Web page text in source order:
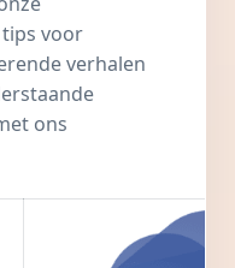
voor
verhalen
ons